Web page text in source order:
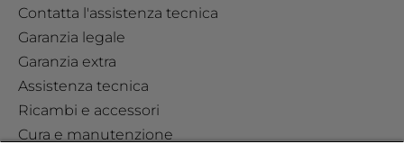
Contatta l'assistenza tecnica
Garanzia legale
Garanzia extra
Assistenza tecnica
Ricambi e accessori
Cura e manutenzione